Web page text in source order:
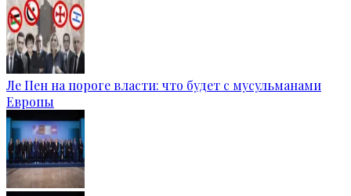
Ле Пен на пороге власти: что будет с мусульманами
Европы